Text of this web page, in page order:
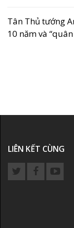
Tân Thủ tướng
10 năm và
LIÊN KẾT CÙNG